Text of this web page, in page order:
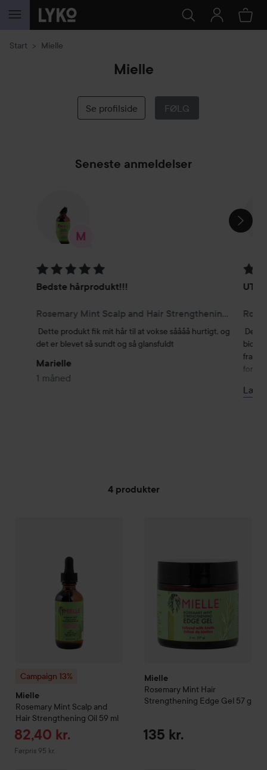
GÅ TIL INDHOLD
Start Mielle
Mielle
Se profilside FØLG
Seneste anmeldelser
SPRING OVER SEKTIONEN
Bedømmelse: 5 ud af 5
Bedste hårprodukt!!!
Rosemary Mint Scalp and Hair Strengthening Oil 59 ml
Dette produkt fik mit hår til at vokse såååå hurtigt, og
det er blevet så sundt og så glansfuldt
Marielle
1 måned
biotin
fra
Læs
4 produkter
Campaign 13%
Mielle
Rosemary Mint Scalp and
Hair Strengthening Oil 59 ml
Tilbudspris
82,40 kr.
Førpris 95 kr.
Ordinarie pris 95 kr.
Mielle
Rosemary Mint Hair
Strengthening Edge Gel 57 g
135 kr.